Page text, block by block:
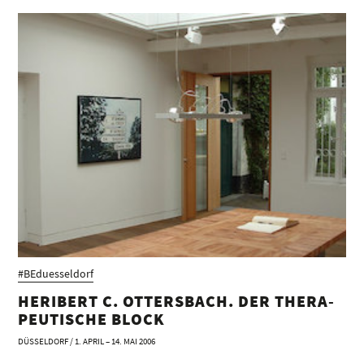
#BEduesseldorf
HERIBERT C. OTTERSBACH. DER THERA­
PEUTISCHE BLOCK
DÜSSELDORF / 1. APRIL – 14. MAI 2006